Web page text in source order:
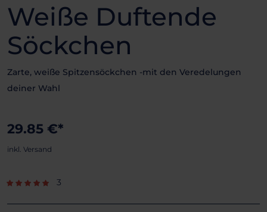
Weiße Duftende
Söckchen
Zarte, weiße Spitzensöckchen -mit den Veredelungen
deiner Wahl
29.85 €*
inkl. Versand
3